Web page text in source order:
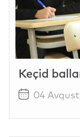
Keçid
04